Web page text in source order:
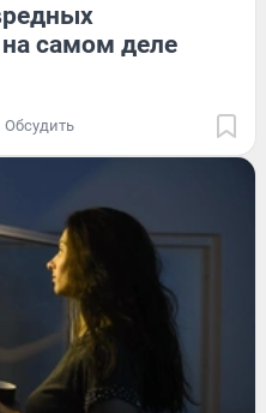
самом деле
Обсудить